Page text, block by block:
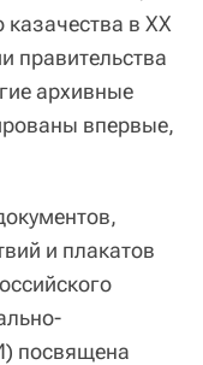
в XX
правительства
архивные
впервые,
и плакатов
посвящена